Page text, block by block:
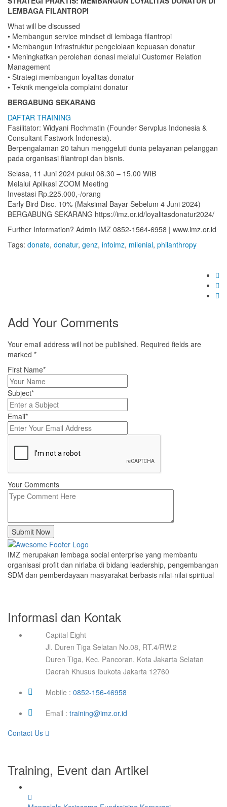
LEMBAGA FILANTROPI
What will be discussed
• Membangun service mindset di lembaga filantropi
• Membangun infrastruktur pengelolaan kepuasan donatur
• Meningkatkan perolehan donasi melalui Customer Relation
Management
• Strategi membangun loyalitas donatur
• Teknik mengelola complaint donatur
BERGABUNG SEKARANG
DAFTAR TRAINING
Fasilitator: Widyani Rochmatin (Founder Servplus Indonesia &
Consultant Fastwork Indonesia).
Berpengalaman 20 tahun menggeluti dunia pelayanan pelanggan
pada organisasi filantropi dan bisnis.
Selasa, 11 Juni 2024 pukul 08.30 – 15.00 WIB
Melalui Aplikasi ZOOM Meeting
Investasi Rp.225.000,-/orang
Early Bird Disc. 10% (Maksimal Bayar Sebelum 4 Juni 2024)
BERGABUNG SEKARANG https://imz.or.id/loyalitasdonatur2024/
Further Information? Admin IMZ 0852-1564-6958 | www.imz.or.id
Tags: donate, donatur, genz, infoimz, milenial, philanthropy
Add Your Comments
Your email address will not be published. Required fields are
marked *
First Name*
Subject*
Email*
Your Comments
Submit Now
IMZ merupakan lembaga social enterprise yang membantu
organisasi profit dan nirlaba di bidang leadership, pengembangan
SDM dan pemberdayaan masyarakat berbasis nilai-nilai spiritual
Informasi dan Kontak
Capital Eight
Jl. Duren Tiga Selatan No.08, RT.4/RW.2
Duren Tiga, Kec. Pancoran, Kota Jakarta Selatan
Daerah Khusus Ibukota Jakarta 12760
Mobile : 0852-156-46958
Email : training@imz.or.id
Contact Us
Training, Event dan Artikel